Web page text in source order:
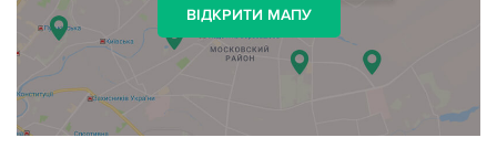
ВІДКРИТИ МАПУ